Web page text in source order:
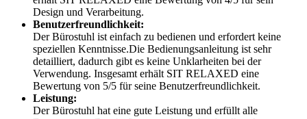
Design und Verarbeitung.
Benutzerfreundlichkeit:
Der Bürostuhl ist einfach zu bedienen und erfordert keine
speziellen Kenntnisse.Die Bedienungsanleitung ist sehr
detailliert, dadurch gibt es keine Unklarheiten bei der
Verwendung. Insgesamt erhält SIT RELAXED eine
Bewertung von 5/5 für seine Benutzerfreundlichkeit.
Leistung:
Der Bürostuhl hat eine gute Leistung und erfüllt alle